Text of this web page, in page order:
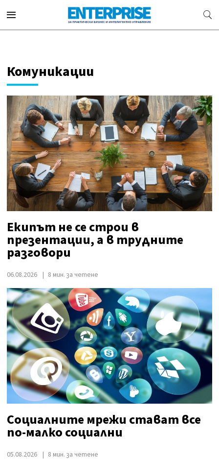
Комуникации
Екипът не се строи в
презентации, а в трудните
разговори
06.08.2026 8 мин. за четене
Социалните мрежи стават все
по-малко социални
05.08.2026 8 мин. за четене